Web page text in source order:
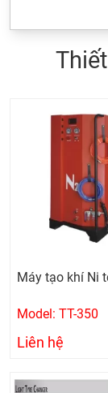
Máy tạo khí Ni
Model: TT-350
Liên hệ